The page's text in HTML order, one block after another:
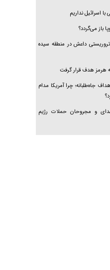
با اسرائیل نداریم
باز می‌گردد؟
داعش در منطقه سیده
هرمز هدف قرار گرفت
جاه‌طلبانه؛ چرا آمریکا مدام
و مجروحان حملات رژیم